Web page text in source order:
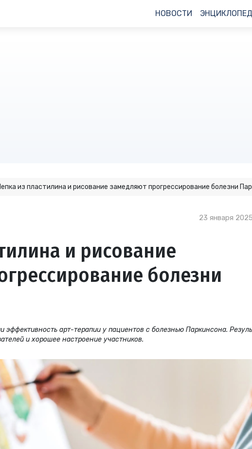
НОВОСТИ
из пластилина и рисование замедляют прогрессирование болезни
23 января
и рисование
болезни
эффективность арт-терапии у пациентов с болезнью Паркинсона.
и хорошее настроение участников.